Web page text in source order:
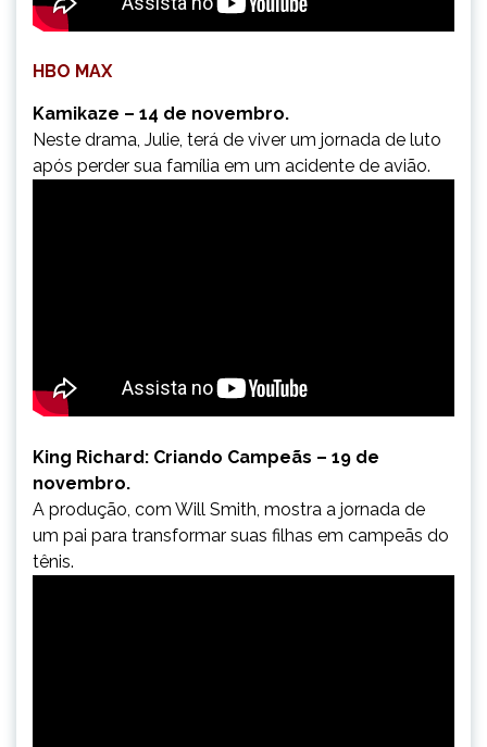
HBO MAX
Kamikaze – 14 de novembro.
Neste drama, Julie, terá de viver um jornada de luto
após perder sua família em um acidente de avião.
King Richard: Criando Campeãs – 19 de
novembro.
A produção, com Will Smith, mostra a jornada de
um pai para transformar suas filhas em campeãs do
tênis.